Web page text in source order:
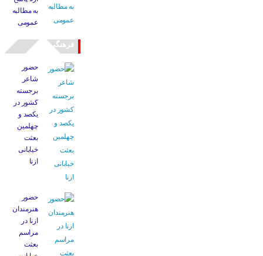
به مطالبه
عمومی
فرهنگی
حضور
شاعر
برجسته
کشور در
یکصد و
چهلمین
بعثت
خیابانی
ازنا
حضور
هنرمندان
ازنا در
مراسم
بعثت